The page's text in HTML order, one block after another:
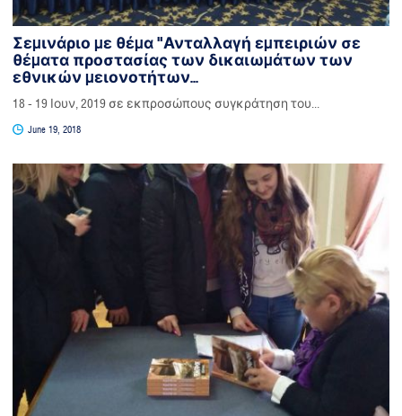
Σεμινάριο με θέμα "Ανταλλαγή εμπειριών σε
θέματα προστασίας των δικαιωμάτων των
εθνικών μειονοτήτων...
18 - 19 Ιουν, 2019 σε εκπροσώπους συγκράτηση του...
June 19, 2018